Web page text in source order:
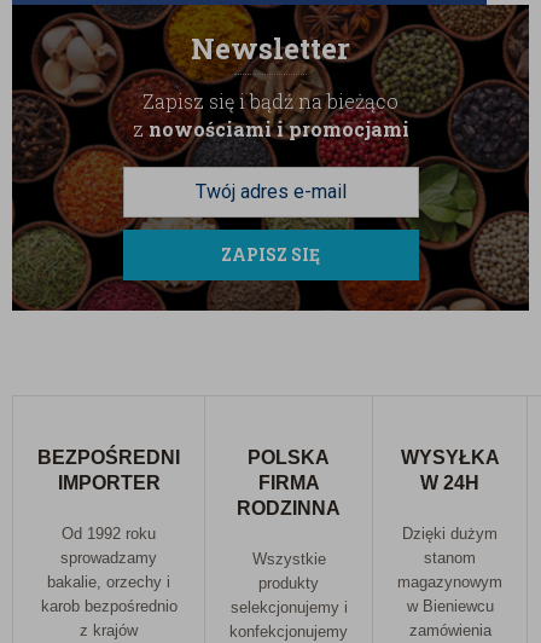
Newsletter
Zapisz się i bądź na bieżąco
znowościami i promocjami
ZAPISZ SIĘ
BEZPOŚREDNI
IMPORTER
Od 1992 roku
sprowadzamy
bakalie, orzechy i
karob bezpośrednio
z krajów
POLSKA
FIRMA
RODZINNA
Wszystkie
produkty
selekcjonujemy i
konfekcjonujemy
WYSYŁKA
W 24H
Dzięki dużym
stanom
magazynowym
w Bieniewcu
zamówienia